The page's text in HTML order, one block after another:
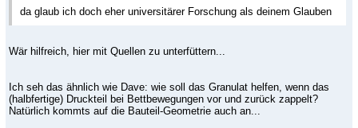
da glaub ich doch eher universitärer Forschung als deinem Glauben
Wär hilfreich, hier mit Quellen zu unterfüttern...
Ich seh das ähnlich wie Dave: wie soll das Granulat helfen, wenn das
(halbfertige) Druckteil bei Bettbewegungen vor und zurück zappelt?
Natürlich kommts auf die Bauteil-Geometrie auch an...